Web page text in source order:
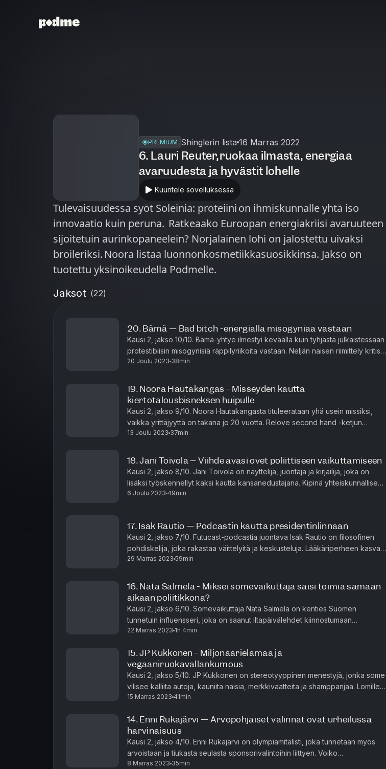
PREMIUM Shinglerin lista 16 Marras 2022
6. Lauri Reuter, ruokaa ilmasta, energiaa
avaruudesta ja hyvästit lohelle
Kuuntele sovelluksessa
Tulevaisuudessa syöt Soleinia: proteiini on ihmiskunnalle yhtä iso
innovaatio kuin peruna. Ratkeaako Euroopan energiakriisi avaruuteen
sijoitetuin aurinkopaneelein? Norjalainen lohi on jalostettu uivaksi
broileriksi. Noora listaa luonnonkosmetiikkasuosikkinsa. Jakso on
tuotettu yksinoikeudella Podmelle.
Jaksot (22)
20. Bämä — Bad bitch -energialla misogyniaa vastaan
Kausi 2, jakso 10/10. Bämä-yhtye ilmestyi keväällä kuin tyhjästä julkaistessaan
protestibiisin misogynisiä räppilyriikoita vastaan. Neljän naisen riimittely kritisoi
mieskollegoiden rumaa tapaa puhua ...
20 Joulu 2023 38min
19. Noora Hautakangas - Misseyden kautta
kiertotalousbisneksen huipulle
Kausi 2, jakso 9/10. Noora Hautakangasta tituleerataan yhä usein missiksi,
vaikka yrittäjyyttä on takana jo 20 vuotta. Relove second hand -ketjun
perustaja avasi juuri viidennen liikkeensä Helsinki-Va...
13 Joulu 2023 37min
18. Jani Toivola – Viihde avasi ovet poliittiseen vaikuttamiseen
Kausi 2, jakso 8/10. Jani Toivola on näyttelijä, juontaja ja kirjailija, joka on
lisäksi työskennellyt kaksi kautta kansanedustajana. Kipinä yhteiskunnalliseen
kannanottamiseen syttyi opiskeluaikoina ...
6 Joulu 2023 49min
17. Isak Rautio — Podcastin kautta presidentinlinnaan
Kausi 2, jakso 7/10. Futucast-podcastia juontava Isak Rautio on filosofinen
pohdiskelija, joka rakastaa väittelyitä ja keskusteluja. Lääkäriperheen kasvatti
unelmoi nuorempana vaatimattomasta elämästä...
29 Marras 2023 59min
16. Nata Salmela - Miksei somevaikuttaja saisi toimia samaan
aikaan poliitikkona?
Kausi 2, jakso 6/10. Somevaikuttaja Nata Salmela on kenties Suomen
tunnetuin influensseri, joka on saanut iltapäivälehdet kiinnostumaan
vaikuttajien veroasioista. Hän shoppailee uusia asuntoja samaa t...
22 Marras 2023 1h 4min
15. JP Kukkonen - Miljonäärielämää ja
vegaaniruokavallankumous
Kausi 2, jakso 5/10. JP Kukkonen on stereotyyppinen menestyjä, jonka some
vilisee kalliita autoja, kauniita naisia, merkkivaatteita ja shamppanjaa. Lomille
lennetään harva se viikko, eikä hiilijalanjä...
15 Marras 2023 41min
14. Enni Rukajärvi — Arvopohjaiset valinnat ovat urheilussa
harvinaisuus
Kausi 2, jakso 4/10. Enni Rukajärvi on olympiamitalisti, joka tunnetaan myös
arvoistaan ja tiukasta seulasta sponsorivalintoihin liittyen. Voiko
urheilumaailmassa menestyä, jos sanoo rahalle ei kiitos...
8 Marras 2023 35min